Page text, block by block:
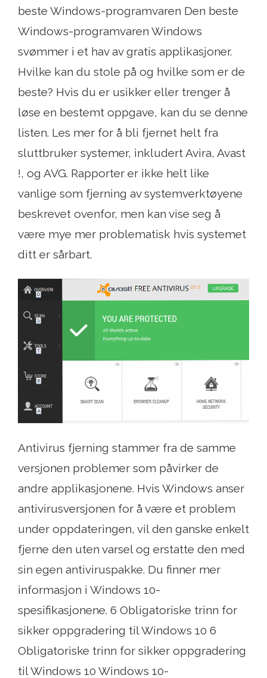
beste Windows-programvaren Den beste
Windows-programvaren Windows
svømmer i et hav av gratis applikasjoner.
Hvilke kan du stole på og hvilke som er de
beste? Hvis du er usikker eller trenger å
løse en bestemt oppgave, kan du se denne
listen. Les mer for å bli fjernet helt fra
sluttbruker systemer, inkludert Avira, Avast
!, og AVG. Rapporter er ikke helt like
vanlige som fjerning av systemverktøyene
beskrevet ovenfor, men kan vise seg å
være mye mer problematisk hvis systemet
ditt er sårbart.
Antivirus fjerning stammer fra de samme
versjonen problemer som påvirker de
andre applikasjonene. Hvis Windows anser
antivirusversjonen for å være et problem
under oppdateringen, vil den ganske enkelt
fjerne den uten varsel og erstatte den med
sin egen antiviruspakke. Du finner mer
informasjon i Windows 10-
spesifikasjonene. 6 Obligatoriske trinn for
sikker oppgradering til Windows 10 6
Obligatoriske trinn for sikker oppgradering
til Windows 10 Windows 10-